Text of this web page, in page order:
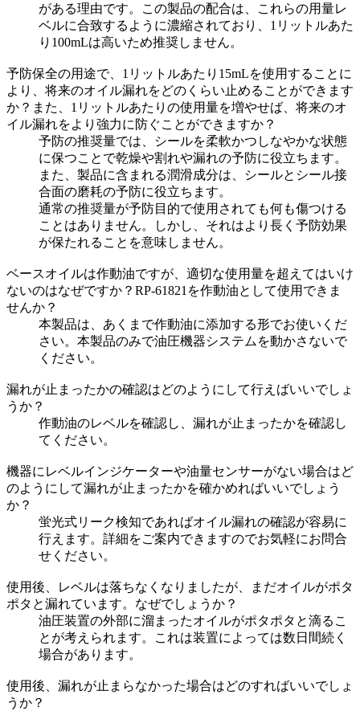
がある理由です。この製品の配合は、これらの用量レ
ベルに合致するように濃縮されており、1リットルあた
り100mLは高いため推奨しません。
予防保全の用途で、1リットルあたり15mLを使用することに
より、将来のオイル漏れをどのくらい止めることができます
か？また、1リットルあたりの使用量を増やせば、将来のオ
イル漏れをより強力に防ぐことができますか？
予防の推奨量では、シールを柔軟かつしなやかな状態
に保つことで乾燥や割れや漏れの予防に役立ちます。
また、製品に含まれる潤滑成分は、シールとシール接
合面の磨耗の予防に役立ちます。
通常の推奨量が予防目的で使用されても何も傷つける
ことはありません。しかし、それはより長く予防効果
が保たれることを意味しません。
ベースオイルは作動油ですが、適切な使用量を超えてはいけ
ないのはなぜですか？RP-61821を作動油として使用できま
せんか？
本製品は、あくまで作動油に添加する形でお使いくだ
さい。本製品のみで油圧機器システムを動かさないで
ください。
漏れが止まったかの確認はどのようにして行えばいいでしょ
うか？
作動油のレベルを確認し、漏れが止まったかを確認し
てください。
機器にレベルインジケーターや油量センサーがない場合はど
のようにして漏れが止まったかを確かめればいいでしょう
か？
蛍光式リーク検知であればオイル漏れの確認が容易に
行えます。詳細をご案内できますのでお気軽にお問合
せください。
使用後、レベルは落ちなくなりましたが、まだオイルがポタ
ポタと漏れています。なぜでしょうか？
油圧装置の外部に溜まったオイルがポタポタと滴るこ
とが考えられます。これは装置によっては数日間続く
場合があります。
使用後、漏れが止まらなかった場合はどのすればいいでしょ
うか？